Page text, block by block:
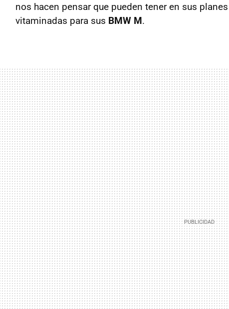
nos hacen pensar que pueden tener en sus
vitaminadas para sus BMW M.